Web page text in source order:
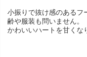
小振りで抜け感のあるフ
齢や服装も問いません。
かわいいハートを甘くな